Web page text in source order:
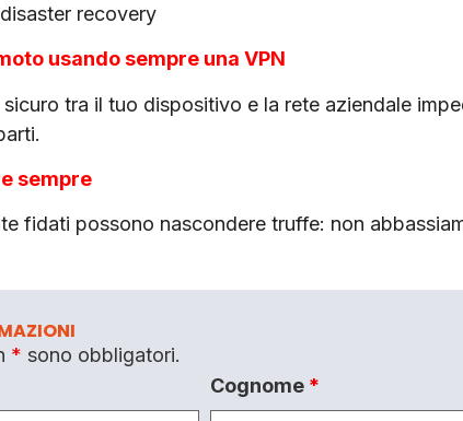
recovery
usando sempre una VPN
tra il tuo dispositivo e la rete aziendale
sempre
fidati possono nascondere truffe: non
* sono obbligatori.
Cognome *